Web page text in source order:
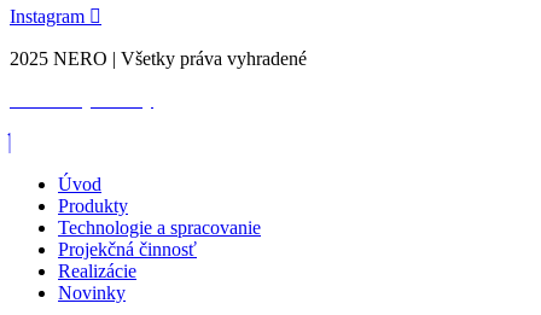
Instagram
2025 NERO | Všetky práva vyhradené
Úvod
Produkty
Technologie a spracovanie
Projekčná činnosť
Realizácie
Novinky